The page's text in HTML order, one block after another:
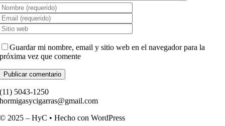
Guardar mi nombre, email y sitio web en el navegador para la
próxima vez que comente
(11) ­5043-1250
hormigasycigarras@gmail.com
© 2025 – HyC • Hecho con WordPress